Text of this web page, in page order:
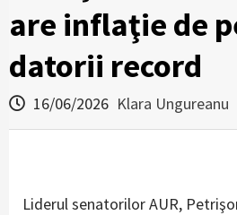
are inflaţie de
datorii record
16/06/2026 Klara Ungureanu
Liderul senatorilor AUR,